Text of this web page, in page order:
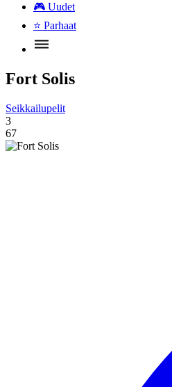
🎮 Uudet
⭐ Parhaat
Fort Solis
Seikkailupelit
3
67